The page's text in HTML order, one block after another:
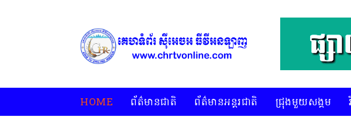
HOME ព័ត៌មានជាតិ ព័ត៌មានអន្តរជាតិ ជ្រុងមួយសង្គម